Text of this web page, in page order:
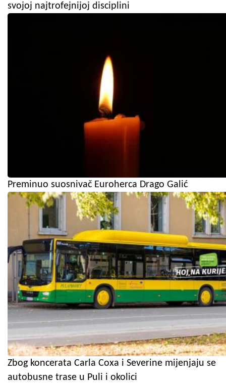
svojoj najtrofejnijoj disciplini
Preminuo suosnivač Euroherca Drago Galić
Zbog koncerata Carla Coxa i Severine mijenjaju se
autobusne trase u Puli i okolici